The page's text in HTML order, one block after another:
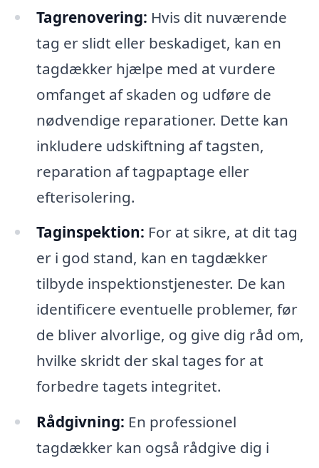
Tagrenovering: Hvis dit nuværende
tag er slidt eller beskadiget, kan en
tagdækker hjælpe med at vurdere
omfanget af skaden og udføre de
nødvendige reparationer. Dette kan
inkludere udskiftning af tagsten,
reparation af tagpaptage eller
efterisolering.
Taginspektion: For at sikre, at dit tag
er i god stand, kan en tagdækker
tilbyde inspektionstjenester. De kan
identificere eventuelle problemer, før
de bliver alvorlige, og give dig råd om,
hvilke skridt der skal tages for at
forbedre tagets integritet.
Rådgivning: En professionel
tagdækker kan også rådgive dig i